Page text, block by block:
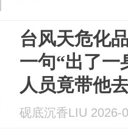
台风天危化
一句“出了一
人员竟带他
子：回家了
砚底沉香LIU 2026-